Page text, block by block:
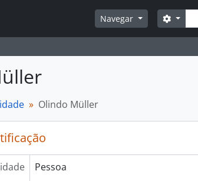
Navegar Buscar
Olindo Müller
Pessoa